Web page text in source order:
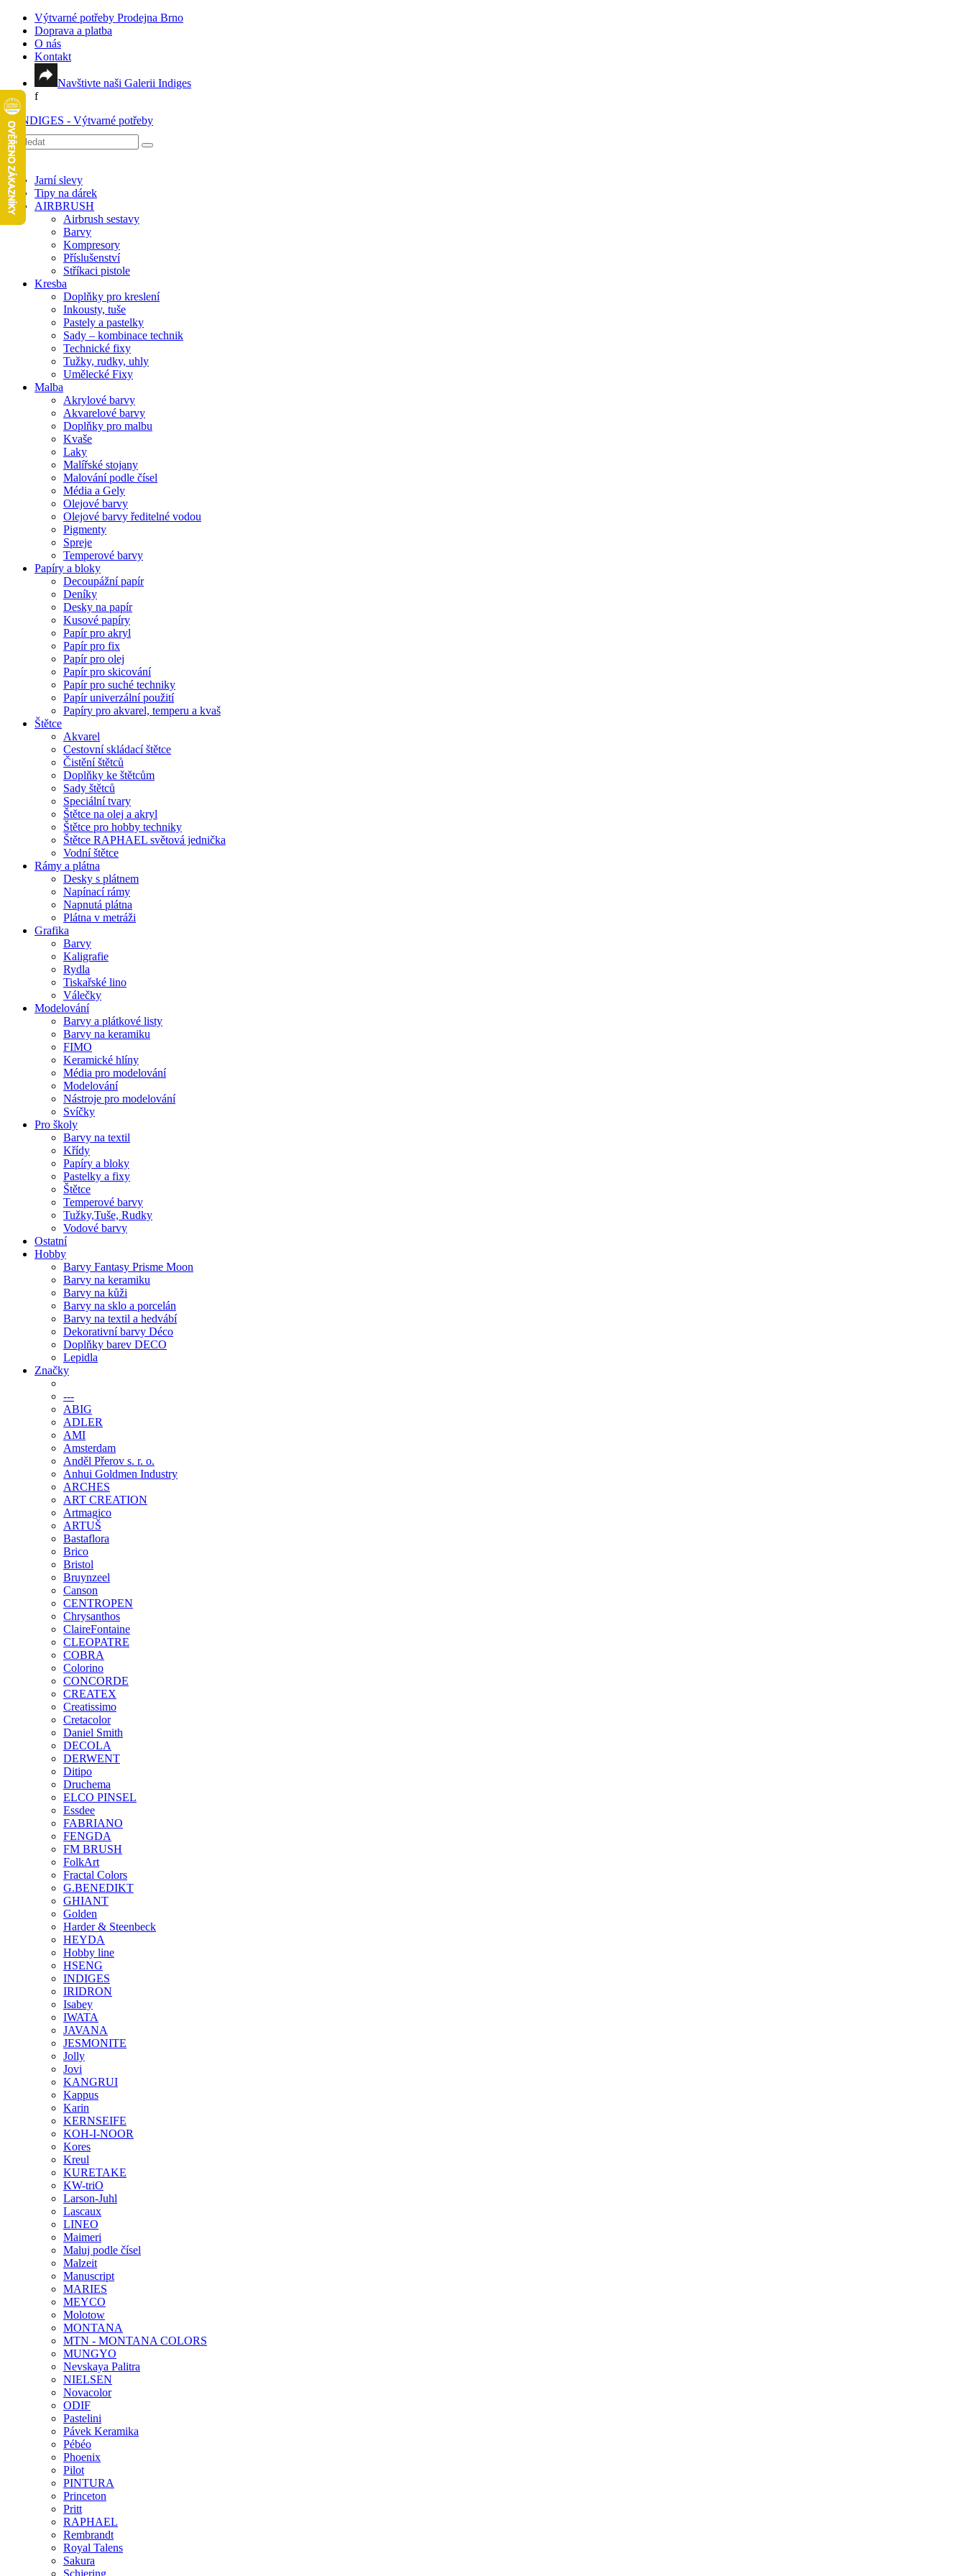
Výtvarné potřeby Prodejna Brno
Doprava a platba
O nás
Kontakt
Navštivte naši Galerii Indiges
f
Jarní slevy
Tipy na dárek
AIRBRUSH
Airbrush sestavy
Barvy
Kompresory
Příslušenství
Stříkaci pistole
Kresba
Doplňky pro kreslení
Inkousty, tuše
Pastely a pastelky
Sady – kombinace technik
Technické fixy
Tužky, rudky, uhly
Umělecké Fixy
Malba
Akrylové barvy
Akvarelové barvy
Doplňky pro malbu
Kvaše
Laky
Malířské stojany
Malování podle čísel
Média a Gely
Olejové barvy
Olejové barvy ředitelné vodou
Pigmenty
Spreje
Temperové barvy
Papíry a bloky
Decoupážní papír
Deníky
Desky na papír
Kusové papíry
Papír pro akryl
Papír pro fix
Papír pro olej
Papír pro skicování
Papír pro suché techniky
Papír univerzální použití
Papíry pro akvarel, temperu a kvaš
Štětce
Akvarel
Cestovní skládací štětce
Čistění štětců
Doplňky ke štětcům
Sady štětců
Speciální tvary
Štětce na olej a akryl
Štětce pro hobby techniky
Štětce RAPHAEL světová jednička
Vodní štětce
Rámy a plátna
Desky s plátnem
Napínací rámy
Napnutá plátna
Plátna v metráži
Grafika
Barvy
Kaligrafie
Rydla
Tiskařské lino
Válečky
Modelování
Barvy a plátkové listy
Barvy na keramiku
FIMO
Keramické hlíny
Média pro modelování
Modelování
Nástroje pro modelování
Svíčky
Pro školy
Barvy na textil
Křídy
Papíry a bloky
Pastelky a fixy
Štětce
Temperové barvy
Tužky,Tuše, Rudky
Vodové barvy
Ostatní
Hobby
Barvy Fantasy Prisme Moon
Barvy na keramiku
Barvy na kůži
Barvy na sklo a porcelán
Barvy na textil a hedvábí
Dekorativní barvy Déco
Doplňky barev DECO
Lepidla
Značky
---
ABIG
ADLER
AMI
Amsterdam
Anděl Přerov s. r. o.
Anhui Goldmen Industry
ARCHES
ART CREATION
Artmagico
ARTUŠ
Bastaflora
Brico
Bristol
Bruynzeel
Canson
CENTROPEN
Chrysanthos
ClaireFontaine
CLEOPATRE
COBRA
Colorino
CONCORDE
CREATEX
Creatissimo
Cretacolor
Daniel Smith
DECOLA
DERWENT
Ditipo
Druchema
ELCO PINSEL
Essdee
FABRIANO
FENGDA
FM BRUSH
FolkArt
Fractal Colors
G.BENEDIKT
GHIANT
Golden
Harder & Steenbeck
HEYDA
Hobby line
HSENG
INDIGES
IRIDRON
Isabey
IWATA
JAVANA
JESMONITE
Jolly
Jovi
KANGRUI
Kappus
Karin
KERNSEIFE
KOH-I-NOOR
Kores
Kreul
KURETAKE
KW-triO
Larson-Juhl
Lascaux
LINEO
Maimeri
Maluj podle čísel
Malzeit
Manuscript
MARIES
MEYCO
Molotow
MONTANA
MTN - MONTANA COLORS
MUNGYO
Nevskaya Palitra
NIELSEN
Novacolor
ODIF
Pastelini
Pávek Keramika
Pébéo
Phoenix
Pilot
PINTURA
Princeton
Pritt
RAPHAEL
Rembrandt
Royal Talens
Sakura
Schjering